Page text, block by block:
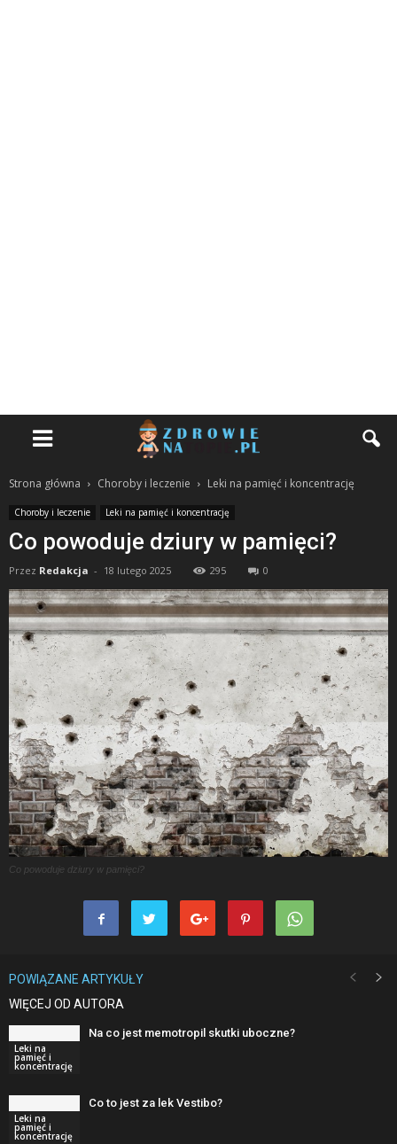
Strona główna Choroby i leczenie Leki na pamięć i koncentrację
Choroby i leczenie Leki na pamięć i koncentrację
Co powoduje dziury w pamięci?
Przez Redakcja - 18 lutego 2025 295 0
Co powoduje dziury w pamięci?
POWIĄZANE ARTYKUŁY
WIĘCEJ OD AUTORA
Leki na
pamięć i
koncentrację
Na co jest memotropil skutki uboczne?
Leki na
pamięć i
koncentrację
Co to jest za lek Vestibo?